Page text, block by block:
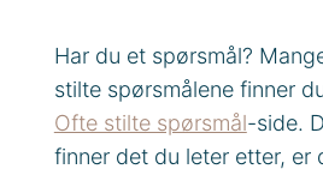
Har du et spørsmål?
stilte spørsmålene finner
Ofte stilte spørsmål-side.
finner det du leter etter, er